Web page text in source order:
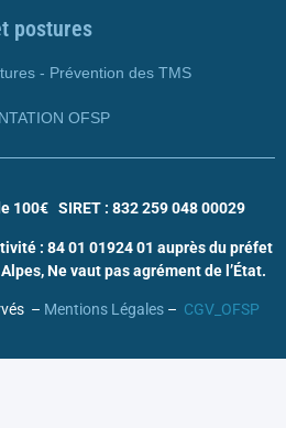
postures
- Prévention des TMS
OFSP
100€ SIRET : 832 259 048 00029
: 84 01 01924 01 auprès du préfet
Ne vaut pas agrément de l’État.
– Mentions Légales – CGV_OFSP